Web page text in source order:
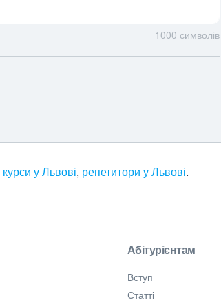
1000 символів
курси у Львові, репетитори у Львові.
Абітурієнтам
Вступ
Статті